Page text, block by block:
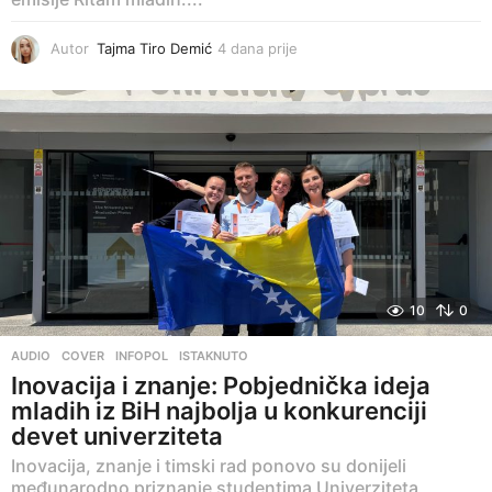
Autor Tajma Tiro Demić 4 dana prije
a
n
a
p
r
j
e
10 0
AUDIO ,COVER ,INFOPOL ,ISTAKNUTO
Inovacija i znanje: Pobjednička ideja
mladih iz BiH najbolja u konkurenciji
devet univerziteta
Inovacija, znanje i timski rad ponovo su donijeli